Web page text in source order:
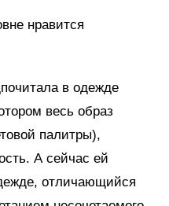
нравится
в одежде
весь образ
палитры),
А сейчас ей
отличающийся